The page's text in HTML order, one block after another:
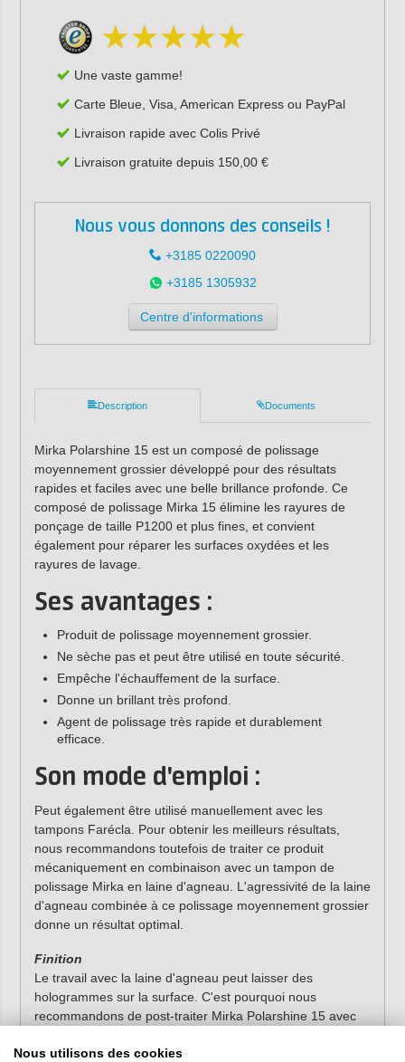
Une vaste gamme!
Carte Bleue, Visa, American Express ou PayPal
Livraison rapide avec Colis Privé
Livraison gratuite depuis 150,00 €
Nous vous donnons des conseils !
+3185 0220090
+3185 1305932
Centre d'informations
Description Documents
Mirka Polarshine 15 est un composé de polissage
moyennement grossier développé pour des résultats
rapides et faciles avec une belle brillance profonde. Ce
composé de polissage Mirka 15 élimine les rayures de
ponçage de taille P1200 et plus fines, et convient
également pour réparer les surfaces oxydées et les
rayures de lavage.
Ses avantages :
Produit de polissage moyennement grossier.
Ne sèche pas et peut être utilisé en toute sécurité.
Empêche l'échauffement de la surface.
Donne un brillant très profond.
Agent de polissage très rapide et durablement
efficace.
Son mode d'emploi :
Peut également être utilisé manuellement avec les
tampons Farécla. Pour obtenir les meilleurs résultats,
nous recommandons toutefois de traiter ce produit
mécaniquement en combinaison avec un tampon de
polissage Mirka en laine d'agneau. L'agressivité de la laine
d'agneau combinée à ce polissage moyennement grossier
donne un résultat optimal.
Finition
Le travail avec la laine d'agneau peut laisser des
hologrammes sur la surface. C'est pourquoi nous
recommandons de post-traiter Mirka Polarshine 15 avec
derniers hologrammes et protège la surface avec une cire
Nous utilisons des cookies